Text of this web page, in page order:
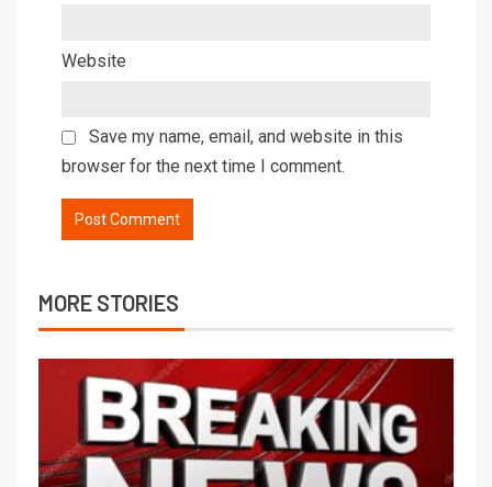
Website
Save my name, email, and website in this
browser for the next time I comment.
MORE STORIES